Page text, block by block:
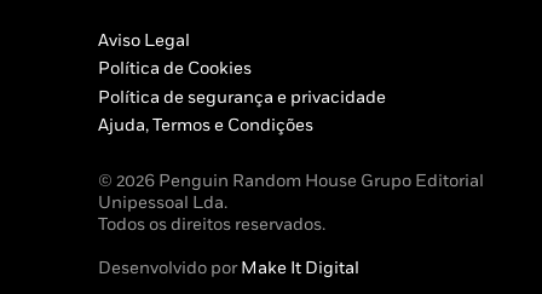
Aviso Legal
Política de Cookies
Política de segurança e privacidade
Ajuda, Termos e Condições
© 2026 Penguin Random House Grupo Editorial
Unipessoal Lda.
Todos os direitos reservados.
Desenvolvido porMake It Digital